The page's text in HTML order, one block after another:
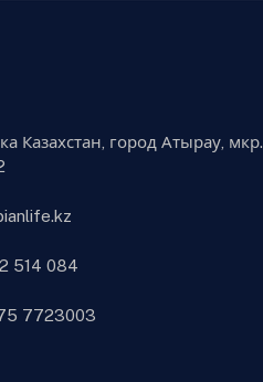
Казахстан, город Атырау, мкр.
514 084
7723003